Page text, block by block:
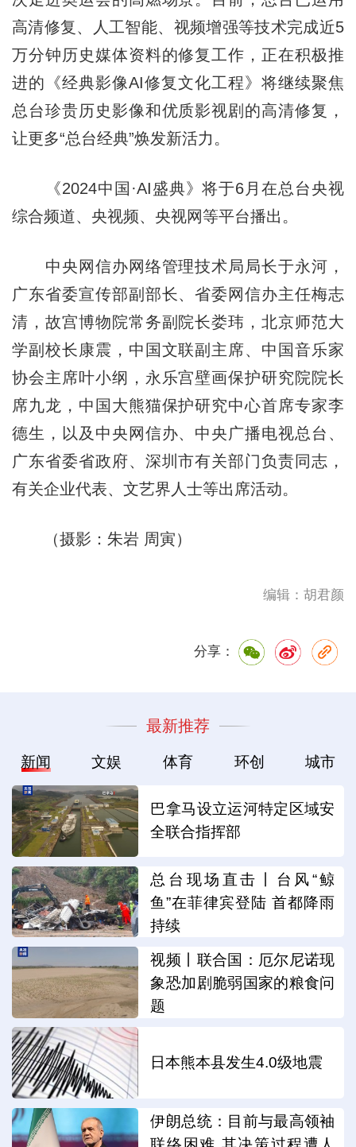
高清修复、人工智能、视频增强等技术完成近5
万分钟历史媒体资料的修复工作，正在积极推
进的《经典影像AI修复文化工程》将继续聚焦
总台珍贵历史影像和优质影视剧的高清修复，
让更多“总台经典”焕发新活力。
《2024中国·AI盛典》将于6月在总台央视
综合频道、央视频、央视网等平台播出。
中央网信办网络管理技术局局长于永河，
广东省委宣传部副部长、省委网信办主任梅志
清，故宫博物院常务副院长娄玮，北京师范大
学副校长康震，中国文联副主席、中国音乐家
协会主席叶小纲，永乐宫壁画保护研究院院长
席九龙，中国大熊猫保护研究中心首席专家李
德生，以及中央网信办、中央广播电视总台、
广东省委省政府、深圳市有关部门负责同志，
有关企业代表、文艺界人士等出席活动。
（摄影：朱岩 周寅）
编辑：胡君颜
分享：
最新推荐
新闻 文娱 体育 环创 城市
巴拿马设立运河特定区域安
全联合指挥部
总台现场直击丨台风“鲸
鱼”在菲律宾登陆 首都降雨
持续
视频丨联合国：厄尔尼诺现
象恐加剧脆弱国家的粮食问
题
日本熊本县发生4.0级地震
伊朗总统：目前与最高领袖